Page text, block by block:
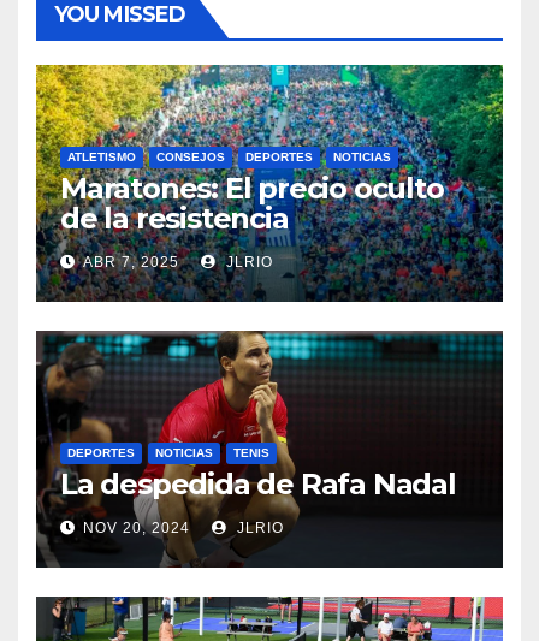
YOU MISSED
ATLETISMO CONSEJOS DEPORTES NOTICIAS
Maratones: El precio oculto
de la resistencia
ABR 7, 2025 JLRIO
DEPORTES NOTICIAS TENIS
La despedida de Rafa Nadal
NOV 20, 2024 JLRIO